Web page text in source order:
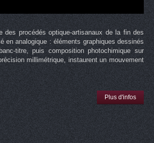
procédés optique-artisanaux de la fin des
en analogique : éléments graphiques dessinés
titre, puis composition photochimique sur
millimétrique, instaurent un mouvement
Plus d'infos